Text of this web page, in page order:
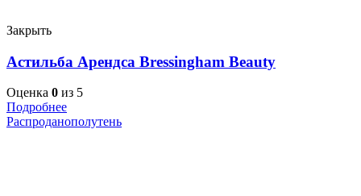
Закрыть
Астильба Арендса Bressingham Beauty
Оценка 0 из 5
Подробнее
Распроданополутень